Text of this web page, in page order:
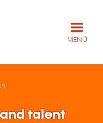
MENÜ
talent